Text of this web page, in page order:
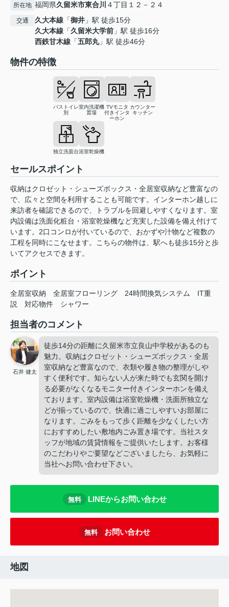
所在地 福岡県久留米市東合川 ４丁目１２－２４
交通 久大本線 「御井 」駅 徒歩15分
久大本線 「久留米大学前 」駅 徒歩16分
西鉄甘木線 「五郎丸」駅 徒歩46分
物件の特徴
バストイレ
別
室内洗濯機
置場
TVモニタ
付きインタ
ーホン
カウンター
キッチン
独立洗面台浴室乾燥機
セールスポイント
収納はクロゼット・シューズボックス・全居室収納など豊富なの
で、広々と空間を利用することも可能です。インターホン越しに
来訪者を確認できるので、トラブルを回避しやすくなります。室
内設備は洗面化粧台・浴室乾燥機など充実した設備を備え付けて
います。2口コンロが付いているので、おかずや汁物など複数の
工程を同時にこなせます。こちらの物件は、駅へも徒歩15分と歩
いてアクセスできます。
ポイント
全居室収納 全居室フローリング 24時間換気システム
IT重
説
対応物件 シャワー
担当者のコメント
石井 健太
徒歩14分の距離に久留米市立良山中学校があるのも
魅力。収納はクロゼット・シューズボックス・全居
室収納など豊富なので、衣類や履き物の整理がしや
すく便利です。知らない人が来た時でも玄関を開け
る必要がなくなるモニター付きインターホンを備え
ております。室内設備は浴室乾燥機・洗面所独立な
どが揃っているので、快適に過ごしやすいお部屋に
なります。ごみをもって歩く距離を少なくしたい方
におすすめしたい敷地内ごみ置き場です。当社スタ
ッフが地域の賃貸情報をご提供いたします。お客様
のこだわりやご要望などございましたら、お気軽に
当社へお問い合わせ下さい。
無料 LINEからお問い合わせ
無料 お問い合わせ
地図